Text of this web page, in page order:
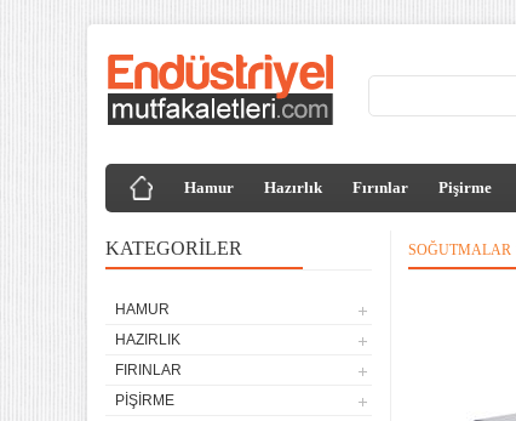
Hamur Hazırlık Fırınlar Pişirme
KATEGORILER
HAMUR
HAZIRLIK
FIRINLAR
PIŞIRME
SOĞUTMALAR